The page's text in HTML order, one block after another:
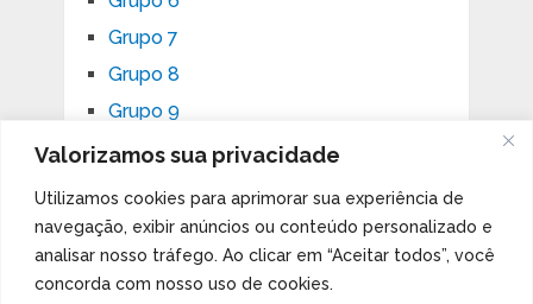
Valorizamos sua privacidade
Utilizamos cookies para aprimorar sua experiência de
navegação, exibir anúncios ou conteúdo personalizado e
analisar nosso tráfego. Ao clicar em “Aceitar todos”, você
concorda com nosso uso de cookies.
Grupo 7
Grupo 8
Grupo 9
ASSUNTOS
Aplicações e ocorrências